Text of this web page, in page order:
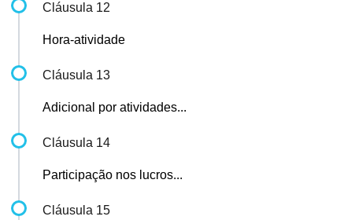
Cláusula 12
Hora-atividade
Cláusula 13
Adicional por atividades...
Cláusula 14
Participação nos lucros...
Cláusula 15